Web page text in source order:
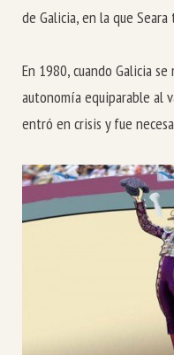
de Galicia, en la que
En 1980, cuando Galicia
autonomía equiparable al
entró en crisis y fue